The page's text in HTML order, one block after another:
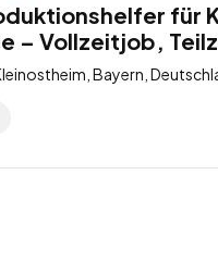
für
– Vollzeitjob,
Bayern,